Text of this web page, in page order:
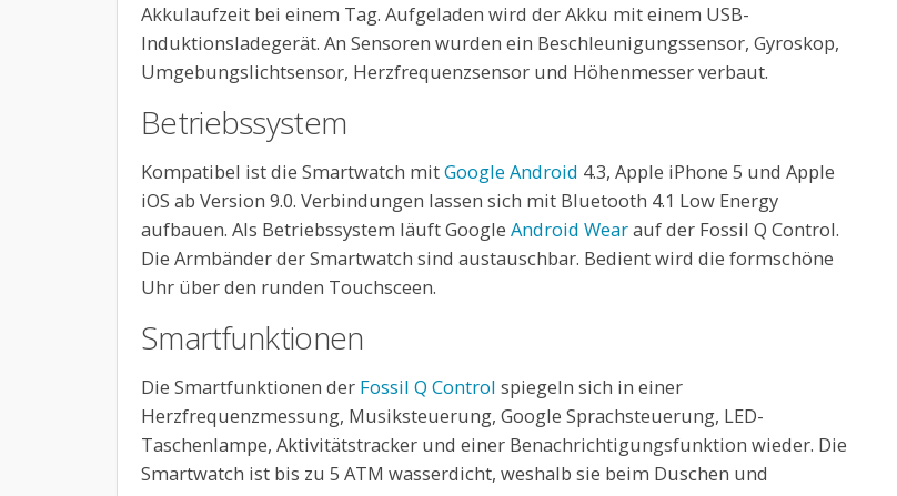
Akkulaufzeit bei einem Tag. Aufgeladen wird der Akku mit einem USB-
Induktionsladegerät. An Sensoren wurden ein Beschleunigungssensor, Gyroskop,
Umgebungslichtsensor, Herzfrequenzsensor und Höhenmesser verbaut.
Betriebssystem
Kompatibel ist die Smartwatch mitGoogle Android 4.3, Apple iPhone 5 und Apple
iOS ab Version 9.0. Verbindungen lassen sich mit Bluetooth 4.1 Low Energy
aufbauen. Als Betriebssystem läuft Google Android Wearauf der Fossil Q Control.
Die Armbänder der Smartwatch sind austauschbar. Bedient wird die formschöne
Uhr über den runden Touchsceen.
Smartfunktionen
Die Smartfunktionen der Fossil Q Control spiegeln sich in einer
Herzfrequenzmessung, Musiksteuerung, Google Sprachsteuerung, LED-
Taschenlampe, Aktivitätstracker und einer Benachrichtigungsfunktion wieder. Die
Smartwatch ist bis zu 5 ATM wasserdicht, weshalb sie beim Duschen und